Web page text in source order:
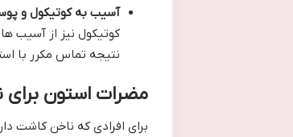
آسیب به کوتیکول و
کوتیکول نیز از آسیب
نتیجه تماس مکرر با
مضرات استون برای
برای افرادی که ناخن کاشت